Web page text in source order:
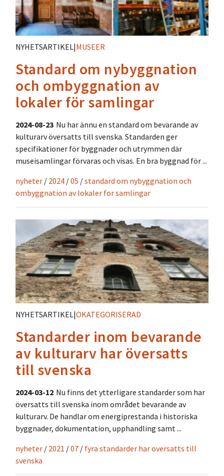
NYHETSARTIKEL|MUSEER
Standard om nybyggnation
och ombyggnation av
lokaler för samlingar
2024-08-23 Nu har ännu en standard om bevarande av
kulturarv översatts till svenska. Standarden ger
specifikationer för byggnader och utrymmen där
museisamlingar förvaras och visas. En bra byggnad för ...
nyheter / 2024 /05 /standard om nybyggnation och
ombyggnation av lokaler for samlingar
NYHETSARTIKEL|OKATEGORISERAD
Standarder inom bevarande
av kulturarv har översatts
till svenska
2024-03-12 Nu finns det ytterligare standarder som har
översatts till svenska inom området bevarande av
kulturarv. De handlar om energiprestanda i historiska
byggnader, dokumentation, upphandling samt ...
nyheter / 2021 /07 / fyra standarder har oversatts till
svenska